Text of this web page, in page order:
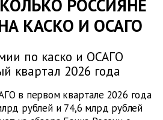
РОССИЯНЕ
КАСКО И ОСАГО
по каско и ОСАГО
квартал 2026 года
в первом квартале 2026 года
рублей и 74,6 млрд рублей